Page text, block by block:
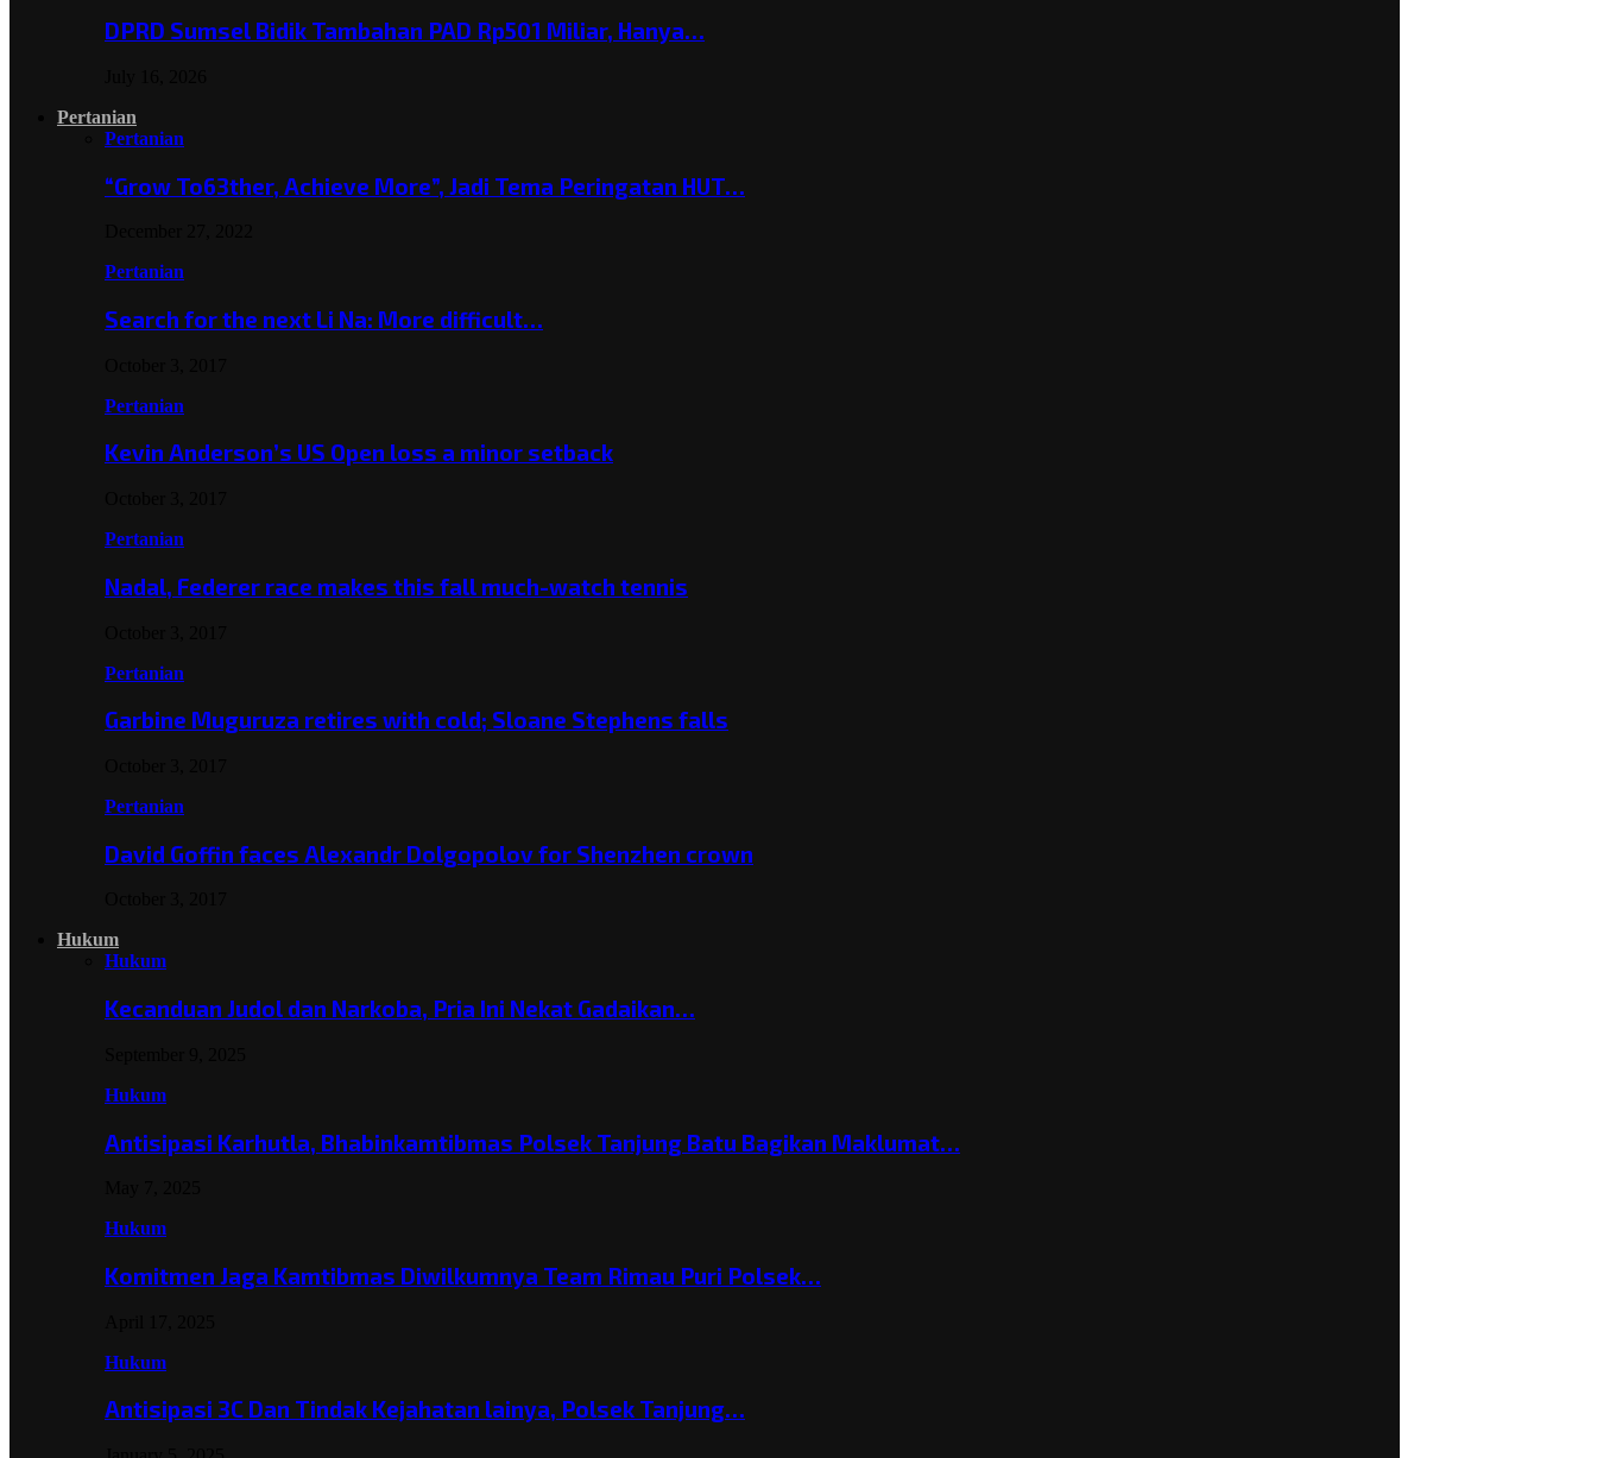
DPRD Sumsel Bidik Tambahan PAD Rp501 Miliar, Hanya…
Pertanian
Pertanian
“Grow To63ther, Achieve More”, Jadi Tema Peringatan HUT…
Pertanian
Search for the next Li Na: More difficult…
Pertanian
Kevin Anderson’s US Open loss a minor setback
Pertanian
Nadal, Federer race makes this fall much-watch tennis
Pertanian
Garbine Muguruza retires with cold; Sloane Stephens falls
Pertanian
David Goffin faces Alexandr Dolgopolov for Shenzhen crown
Hukum
Hukum
Kecanduan Judol dan Narkoba, Pria Ini Nekat Gadaikan…
Hukum
Antisipasi Karhutla, Bhabinkamtibmas Polsek Tanjung Batu Bagikan Maklumat…
Hukum
Komitmen Jaga Kamtibmas Diwilkumnya Team Rimau Puri Polsek…
Hukum
Antisipasi 3C Dan Tindak Kejahatan lainya, Polsek Tanjung…